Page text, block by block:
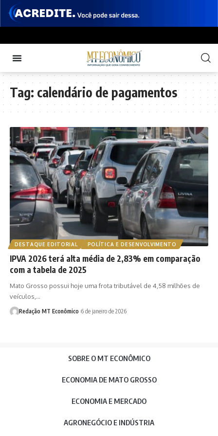
Tag: calendário de pagamentos
DESTAQUE EDITORIAL POLÍTICA E DESENVOLVIMENTO
IPVA 2026 terá alta média de 2,83% em comparação
com a tabela de 2025
Mato Grosso possui hoje uma frota tributável de 4,58 milhões de
veículos,…
Redação MT Econômico 6 de janeiro de 2026
SOBRE O MT ECONÔMICO
ECONOMIA DE MATO GROSSO
ECONOMIA E MERCADO
AGRONEGÓCIO E INDÚSTRIA